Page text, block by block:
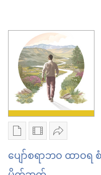
—
လေ့လာ
ရန်
စာစောင်
ဇွန် ၂၀၂၆
—
လေ့လာ
ရန်
စာစောင်
ဇွန် ၂၀၂၆
စာပေ
ကူး
ယူ
ဗီဒီယို
ကူး
ယူ
ဝေမျှ
ပါ
ပျော်စရာဘဝ ထာဝရ